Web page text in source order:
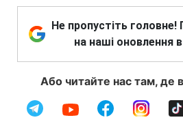
Не пропустіть головне!
на наші оновлення
Або читайте нас там, де